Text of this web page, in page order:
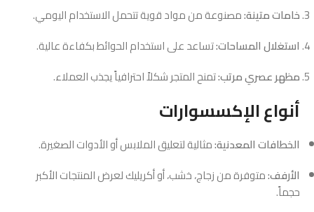
خامات متينة:مصنوعة من مواد قوية تتحمل الاستخدام اليومي.
استغلال المساحات:تساعد على استخدام الحوائط بكفاءة عالية.
مظهر عصري مرتب:تمنح المتجر شكلاً احترافياً يجذب العملاء.
أنواع الإكسسوارات
الخطافات المعدنية:مثالية لتعليق الملابس أو الأدوات الصغيرة.
الأرفف:متوفرة من زجاج، خشب، أو أكريليك لعرض المنتجات الأكبر
حجماً.